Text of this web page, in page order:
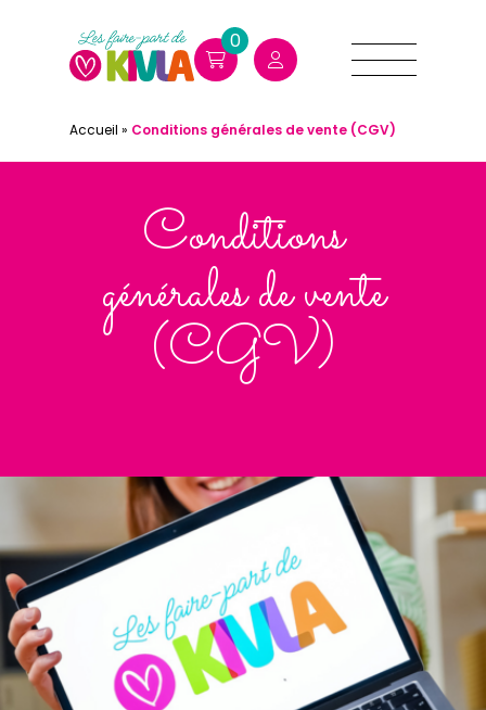
0
Accueil » Conditions générales de vente (CGV)
Conditions
générales de vente
(CGV)